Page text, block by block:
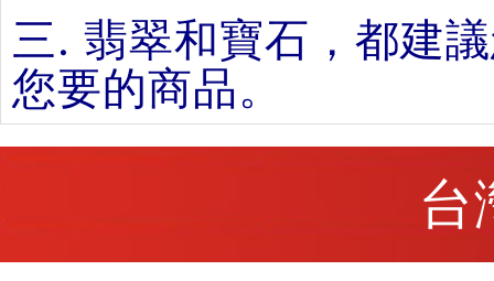
三. 翡翠和寶石，都建
您要的商品。
台